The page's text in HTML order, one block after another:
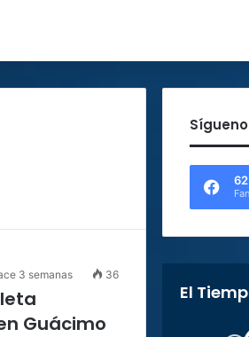
3 semanas 36
Guácimo
El